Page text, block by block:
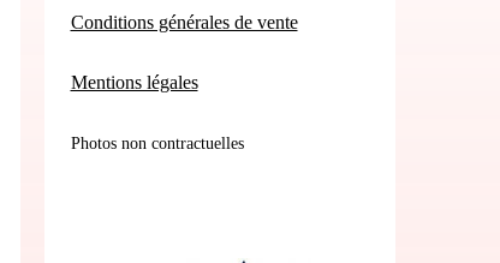
Conditions générales de vente
Mentions légales
Photos non contractuelles